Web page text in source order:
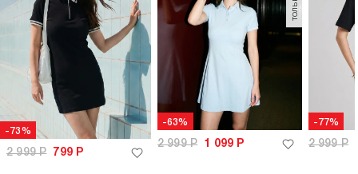
-73%
2 999Р 799 Р
-63%
2 999Р 1 099 Р
-77%
2 999Р